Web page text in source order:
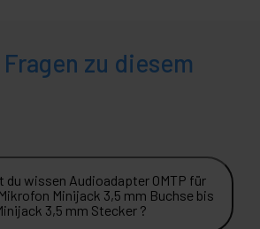
zu diesem
du wissen Audioadapter OMTP für
Minijack 3,5 mm Buchse bis
3,5 mm Stecker ?